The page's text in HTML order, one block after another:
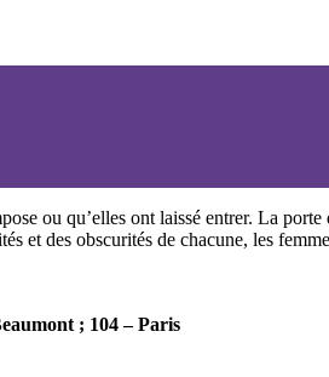
ou qu’elles ont laissé entrer. La
et des obscurités de chacune, les
; 104 – Paris